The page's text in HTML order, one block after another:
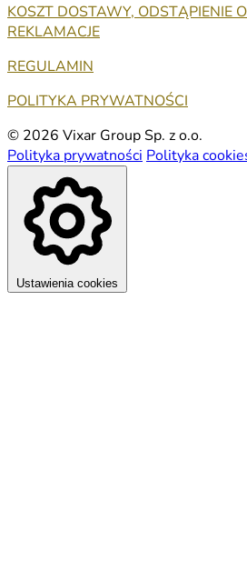
KOSZT DOSTAWY, ODSTĄPIENIE
REKLAMACJE
REGULAMIN
POLITYKA PRYWATNOŚCI
© 2026 Vixar Group Sp. z o.o.
Polityka prywatności Polityka
Ustawienia cookies